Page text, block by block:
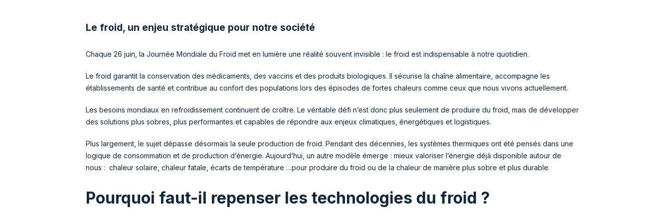
Le froid, un enjeu stratégique pour notre société
Chaque 26 juin, la Journée Mondiale du Froid met en lumière une réalité souvent invisible : le froid est indispensable à notre quotidien.
Le froid garantit la conservation des médicaments, des vaccins et des produits biologiques. Il sécurise la chaîne alimentaire, accompagne les
établissements de santé et contribue au confort des populations lors des épisodes de fortes chaleurs comme ceux que nous vivons actuellement.
Les besoins mondiaux en refroidissement continuent de croître. Le véritable défi n’est donc plus seulement de produire du froid, mais de développer
des solutions plus sobres, plus performantes et capables de répondre aux enjeux climatiques, énergétiques et logistiques.
Plus largement, le sujet dépasse désormais la seule production de froid. Pendant des décennies, les systèmes thermiques ont été pensés dans une
logique de consommation et de production d’énergie. Aujourd’hui, un autre modèle émerge : mieux valoriser l’énergie déjà disponible autour de
nous : chaleur solaire, chaleur fatale, écarts de température …pour produire du froid ou de la chaleur de manière plus sobre et plus durable.
Pourquoi faut-il repenser les technologies du froid ?